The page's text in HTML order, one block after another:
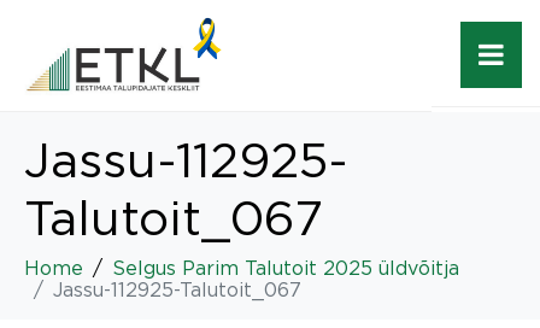
Jassu-112925-
Talutoit_067
Home
Selgus Parim Talutoit 2025 üldvõitja
Jassu-112925-Talutoit_067